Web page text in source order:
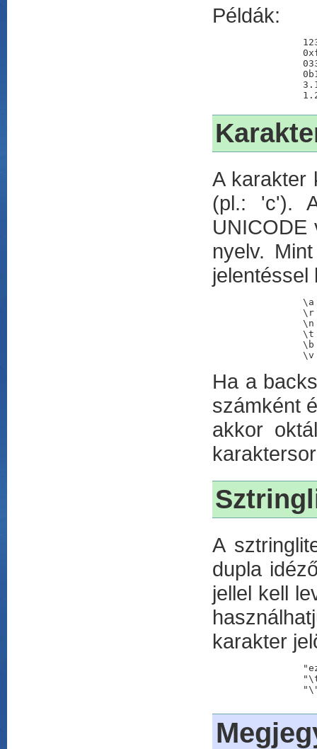
Példák:
A karakter
(pl.: 'c').
UNICODE
nyelv.
jelentéssel
Ha a
számként
akkor
A
dupla
jellel kell
karakter